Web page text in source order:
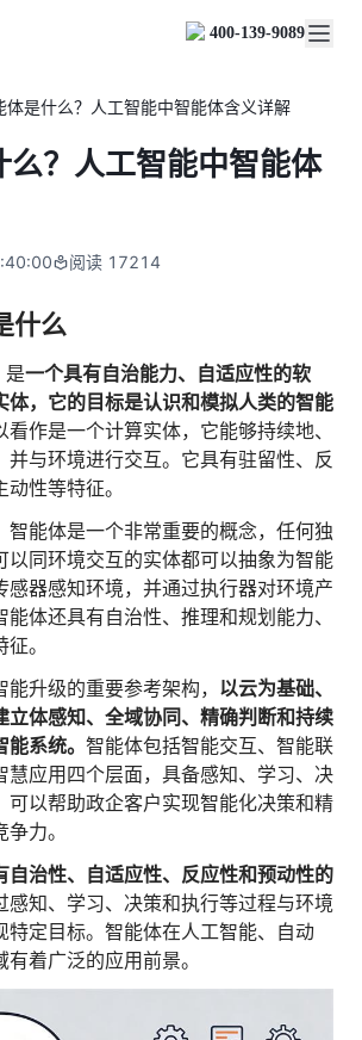
400-139-9089
态
更高效
单 | 系统运维 | 智能审核
营 | 数据运营 | 仓储管理
批 | 基层减负 | 优化营商
审核 | 一项一卷 | 智慧人力
控 | 物流监控 | 风险监测
教具 | 智能实训 | 课程共创
税 | 自动存单 | 智能审计
体是什么？人工智能中智能体含义详解
么？人工智能中智能体
阅读 17214
什么
是一个具有自治能力、自适应性的软
体，它的目标是认识和模拟人类的智能
看作是一个计算实体，它能够持续地、
并与环境进行交互。它具有驻留性、反
性等特征。
智能体是一个非常重要的概念，任何独
以同环境交互的实体都可以抽象为智能
感器感知环境，并通过执行器对环境产
体还具有自治性、推理和规划能力、
。
升级的重要参考架构， 以云为基础、
立体感知、全域协同、精确判断和持续
系统。 智能体包括智能交互、智能联
慧应用四个层面，具备感知、学习、决
可以帮助政企客户实现智能化决策和精
力。
自治性、自适应性、反应性和预动性的
感知、学习、决策和执行等过程与环境
特定目标。智能体在人工智能、自动
着广泛的应用前景。